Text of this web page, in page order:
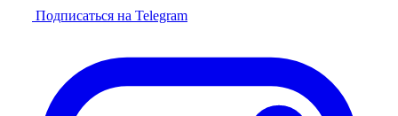
Подписаться на Telegram